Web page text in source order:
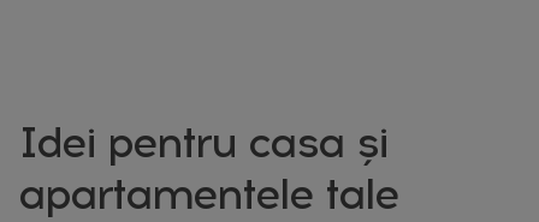
Idei pentru casa și
apartamentele tale